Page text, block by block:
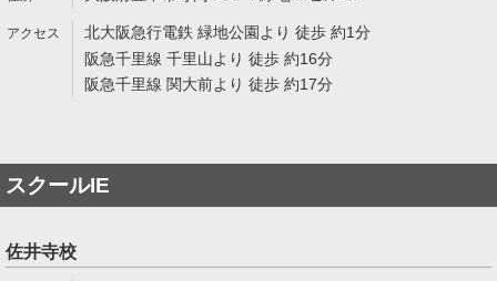
北大阪急行電鉄 緑地公園より 徒歩 約1分
阪急千里線 千里山より 徒歩 約16分
阪急千里線 関大前より 徒歩 約17分
スクールIE
佐井寺校